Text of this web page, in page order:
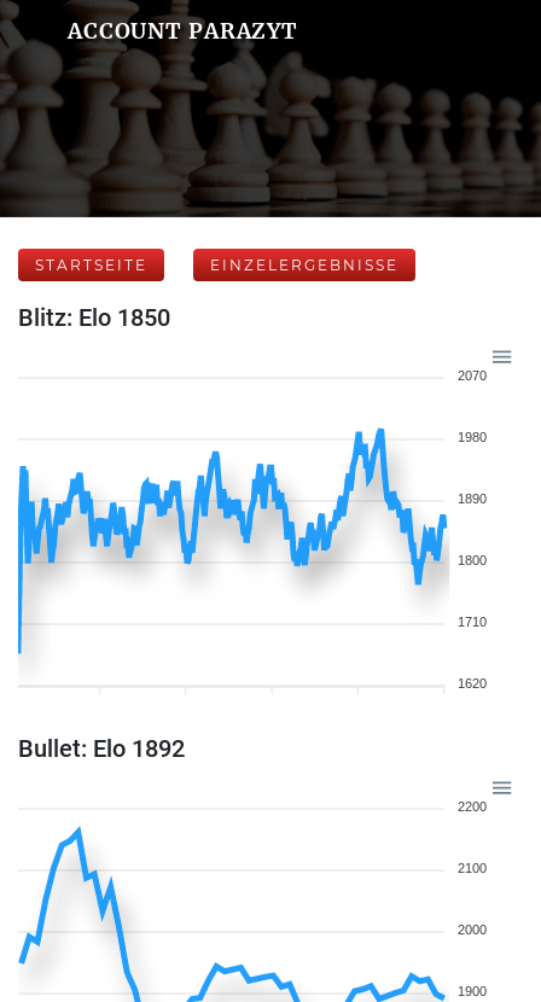
ACCOUNT PARAZYT
STARTSEITE EINZELERGEBNISSE
Blitz: Elo 1850
2070
1980
1890
1800
1710
1620
Bullet: Elo 1892
2200
2100
2000
1900